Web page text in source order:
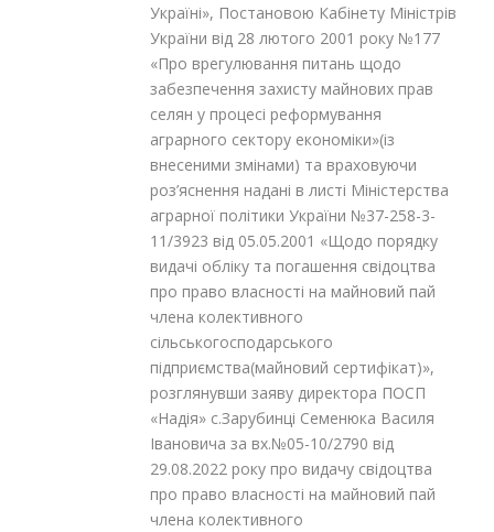
Україні», Постановою Кабінету Міністрів
України від 28 лютого 2001 року №177
«Про врегулювання питань щодо
забезпечення захисту майнових прав
селян у процесі реформування
аграрного сектору економіки»(із
внесеними змінами) та враховуючи
роз’яснення надані в листі Міністерства
аграрної політики України №37-258-3-
11/3923 від 05.05.2001 «Щодо порядку
видачі обліку та погашення свідоцтва
про право власності на майновий пай
члена колективного
сільськогосподарського
підприємства(майновий сертифікат)»,
розглянувши заяву директора ПОСП
«Надія» с.Зарубинці Семенюка Василя
Івановича за вх.№05-10/2790 від
29.08.2022 року про видачу свідоцтва
про право власності на майновий пай
члена колективного